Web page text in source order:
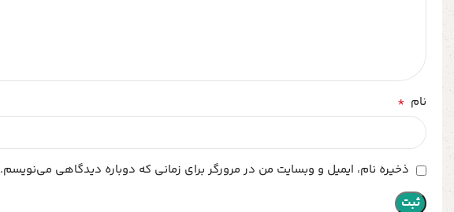
نام *
ذخیره نام، ایمیل و وبسایت من در مرورگر برای زمانی که دوباره دیدگاهی می‌نویسم.